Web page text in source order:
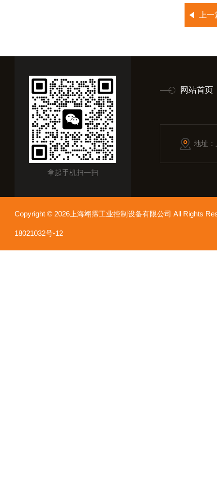
上
拿起手机扫一扫
网站首页
地址
Copyright © 2026上海翊霈工业控制设备有限公司 All Rights
18021032号-12